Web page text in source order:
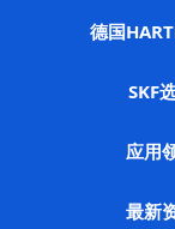
德国
SKF
应用
最新